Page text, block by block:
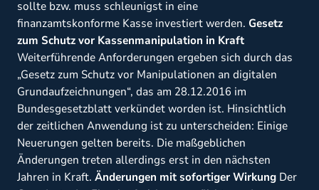
sollte bzw. muss schleunigst in eine
finanzamtskonforme Kasse investiert werden. Gesetz
zum Schutz vor Kassenmanipulation in Kraft
Weiterführende Anforderungen ergeben sich durch das
„Gesetz zum Schutz vor Manipulationen an digitalen
Grundaufzeichnungen“, das am 28.12.2016 im
Bundesgesetzblatt verkündet worden ist. Hinsichtlich
der zeitlichen Anwendung ist zu unterscheiden: Einige
Neuerungen gelten bereits. Die maßgeblichen
Änderungen treten allerdings erst in den nächsten
Jahren in Kraft. Änderungen mit sofortiger Wirkung Der